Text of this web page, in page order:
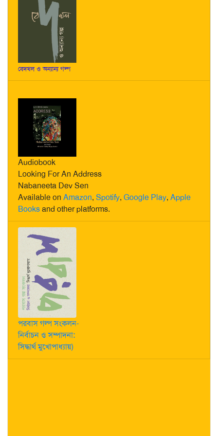
বেদখল ও অন্যান্য গল্প
Audiobook
Looking For An Address
Nabaneeta Dev Sen
Available on Amazon, Spotify, Google Play, Apple
Booksand other platforms.
পরবাস গল্প সংকলন-
নির্বাচন ও সম্পাদনা:
সিদ্ধার্থ মুখোপাধ্যায়)